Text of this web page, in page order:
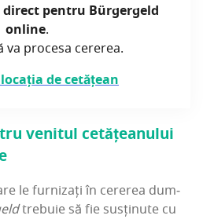
pen­tru Bür­ger­geld
onli­ne.
va pro­ce­sa cererea.
de cetățean
veni­tul cetă­țea­nu­lui
le fur­ni­zați în cere­rea dum­
tre­bu­ie să fie sus­ți­nu­te cu